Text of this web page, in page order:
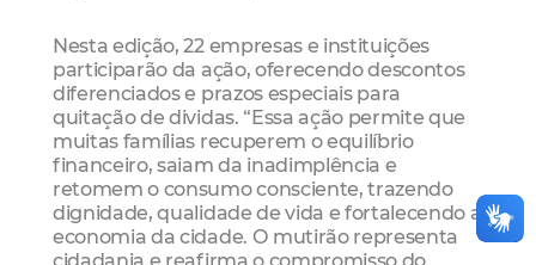
Nesta edição, 22 empresas e instituições
participarão da ação, oferecendo descontos
diferenciados e prazos especiais para
quitação de dividas. “Essa ação permite que
muitas famílias recuperem o equilíbrio
financeiro, saiam da inadimplência e
retomem o consumo consciente, trazendo
dignidade, qualidade de vida e fortalecendo a
economia da cidade. O mutirão representa
cidadania e reafirma o compromisso do